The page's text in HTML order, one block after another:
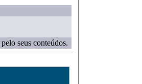
seus conteúdos.